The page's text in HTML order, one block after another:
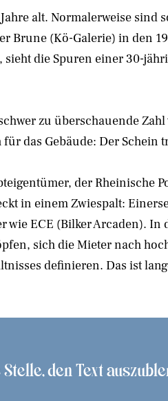
alt. Normalerweise
Brune (Kö-Galerie) in den
die Spuren einer 30-
zu überschauende
das Gebäude: Der
der Rheinische
in einem Zwiespalt:
ECE (Bilker Arcaden).
sich die Mieter nach
definieren. Das ist
den Text